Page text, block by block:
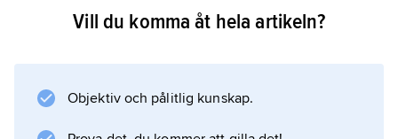
kvävenäringsform.
anpassade till reducerande (syrgasfritt)
Vill du komma åt hela artikeln?
Objektiv och pålitlig kunskap.